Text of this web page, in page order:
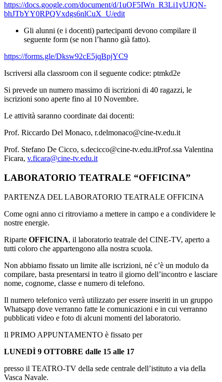
https://docs.google.com/document/d/1uOF5IWn_R3Li1yUJQN-
bhJTbYY0RPQVxdgs6nlCuX_U/edit
Gli alunni (e i docenti) partecipanti devono compilare il
seguente form (se non l’hanno già fatto).
https://forms.gle/Dksw92cE5jqBpjYC9
Iscriversi alla classroom con il seguente codice: ptmkd2e
Si prevede un numero massimo di iscrizioni di 40 ragazzi, le
iscrizioni sono aperte fino al 10 Novembre.
Le attività saranno coordinate dai docenti:
Prof. Riccardo Del Monaco, r.delmonaco@cine-tv.edu.it
Prof. Stefano De Cicco, s.decicco@cine-tv.edu.itProf.ssa Valentina
Ficara, v.ficara@cine-tv.edu.it
LABORATORIO TEATRALE “OFFICINA”
PARTENZA DEL LABORATORIO TEATRALE OFFICINA
Come ogni anno ci ritroviamo a mettere in campo e a condividere le
nostre energie.
Riparte OFFICINA, il laboratorio teatrale del CINE-TV, aperto a
tutti coloro che appartengono alla nostra scuola.
Non abbiamo fissato un limite alle iscrizioni, né c’è un modulo da
compilare, basta presentarsi in teatro il giorno dell’incontro e lasciare
nome, cognome, classe e numero di telefono.
Il numero telefonico verrà utilizzato per essere inseriti in un gruppo
Whatsapp dove verranno fatte le comunicazioni e in cui verranno
pubblicati video e foto di alcuni momenti del laboratorio.
Il PRIMO APPUNTAMENTO è fissato per
LUNEDÌ 9 OTTOBRE dalle 15 alle 17
presso il TEATRO-TV della sede centrale dell’istituto a via della
Vasca Navale.